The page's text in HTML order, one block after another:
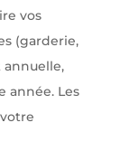
vos
(garderie,
annuelle,
année. Les